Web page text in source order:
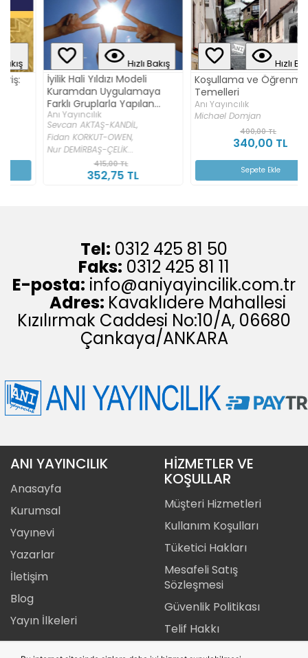
Hızlı Bakış
İyilik Hali Yıldızı Modeli
Kuramdan Uygulamaya
Farklı Gruplarla Yapılan
Çalışmalar
Anı Yayıncılık
Sevcan AKTAŞ-KANDİL,
Fidan KORKUT-OWEN,
Nur DEMİRBAŞ-ÇELİK...
415,00 TL
352,75 TL
Hızlı Bakış
Koşullama ve Öğrenmenin
Temelleri
Anı Yayıncılık
Michael Domjan
400,00 TL
340,00 TL
Sepete Ekle
Tel: 0312 425 81 50
Faks: 0312 425 81 11
E-posta: info@aniyayincilik.com.tr
Adres: Kavaklıdere Mahallesi
Kızılırmak Caddesi No:10/A, 06680
Çankaya/ANKARA
ANI YAYINCILIK
Anasayfa
Kurumsal
Yayınevi
Yazarlar
İletişim
Blog
Yayın İlkeleri
HİZMETLER VE
KOŞULLAR
Müşteri Hizmetleri
Kullanım Koşulları
Tüketici Hakları
Mesafeli Satış
Sözleşmesi
Güvenlik Politikası
Telif Hakkı